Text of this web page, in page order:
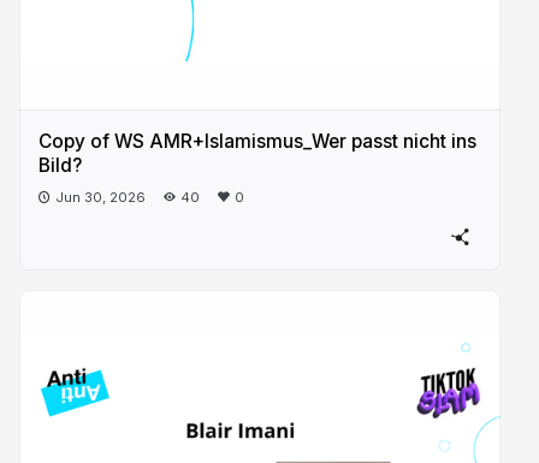
Copy of WS AMR+Islamismus_Wer passt nicht ins
Bild?
Jun 30, 2026 40 0